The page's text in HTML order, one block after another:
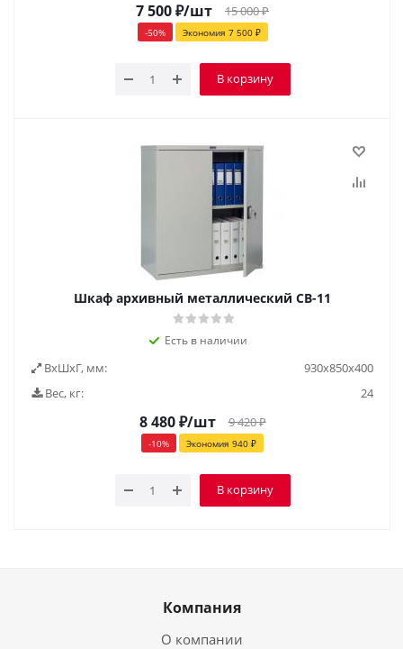
7 500₽/шт 15 000₽
-50% Экономия 7 500₽
В корзину
Шкаф архивный металлический СВ-11
Есть в наличии
ВxШxГ, мм:
930х850х400
Вес, кг:
24
8 480₽/шт 9 420₽
-10% Экономия 940 ₽
В корзину
Компания
О компании